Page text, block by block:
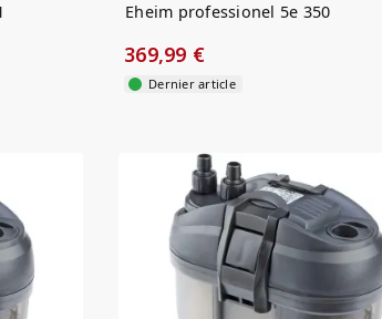
Eheim professionel 5e 350
369,99 €
Dernier article